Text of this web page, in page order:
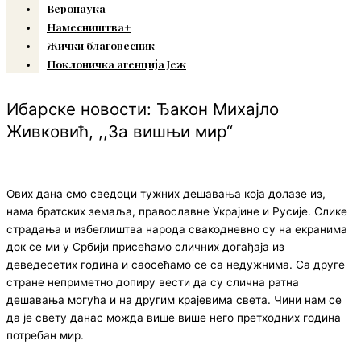
Веронаука
Намесништва+
Жички благовесник
Поклоничка агенција Јеж
Ибарске новости: Ђакон Михајло
Живковић, ,,За вишњи мир“
Ових дана смо сведоци тужних дешавања која долазе из,
нама братских земаља, православне Украјине и Русије. Слике
страдања и избеглиштва народа свакодневно су на екранима
док се ми у Србији присећамо сличних догађаја из
деведесетих година и саосећамо се са недужнима. Са друге
стране неприметно допиру вести да су слична ратна
дешавања могућа и на другим крајевима света. Чини нам се
да је свету данас можда више више него претходних година
потребан мир.